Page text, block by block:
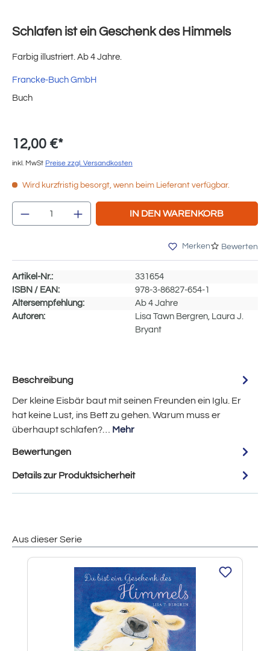
Schlafen ist ein Geschenk des Himmels
Farbig illustriert. Ab 4 Jahre.
Francke-Buch GmbH
Buch
12,00 €*
inkl. MwSt Preise zzgl. Versandkosten
Wird kurzfristig besorgt, wenn beim Lieferant verfügbar.
Produkt Anzahl: Gib den gewünschten
IN DEN WARENKORB
Merken Bewerten
Artikel-Nr.:
331654
ISBN / EAN:
978-3-86827-654-1
Altersempfehlung:
Ab 4 Jahre
Autoren:
Lisa Tawn Bergren, Laura J.
Bryant
Beschreibung
Der kleine Eisbär baut mit seinen Freunden ein Iglu. Er
hat keine Lust, ins Bett zu gehen. Warum muss er
überhaupt schlafen?… Mehr
Bewertungen
Details zur Produktsicherheit
Aus dieser Serie
Produktgalerie überspringen